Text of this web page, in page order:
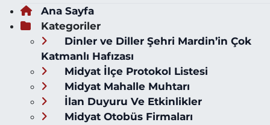
Ana Sayfa
Kategoriler
Dinler ve Diller Şehri Mardin’in Çok
Katmanlı Hafızası
Midyat İlçe Protokol Listesi
Midyat Mahalle Muhtarı
İlan Duyuru Ve Etkinlikler
Midyat Otobüs Firmaları